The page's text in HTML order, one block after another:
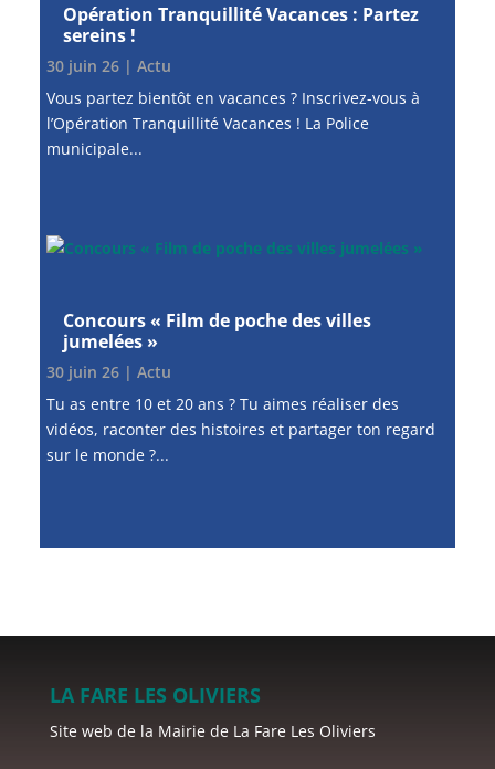
Opération Tranquillité Vacances : Partez
sereins !
30 juin 26| Actu
Vous partez bientôt en vacances ? Inscrivez-vous à
l’Opération Tranquillité Vacances ! La Police
municipale...
Concours « Film de poche des villes
jumelées »
30 juin 26| Actu
Tu as entre 10 et 20 ans ? Tu aimes réaliser des
vidéos, raconter des histoires et partager ton regard
sur le monde ?...
LA FARE LES OLIVIERS
Site web de la Mairie de La Fare Les Oliviers